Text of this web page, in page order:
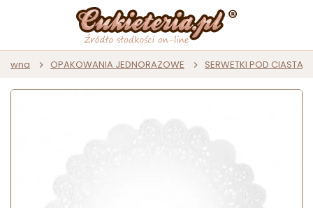
OPAKOWANIA JEDNORAZOWE SERWETKI POD CIASTA